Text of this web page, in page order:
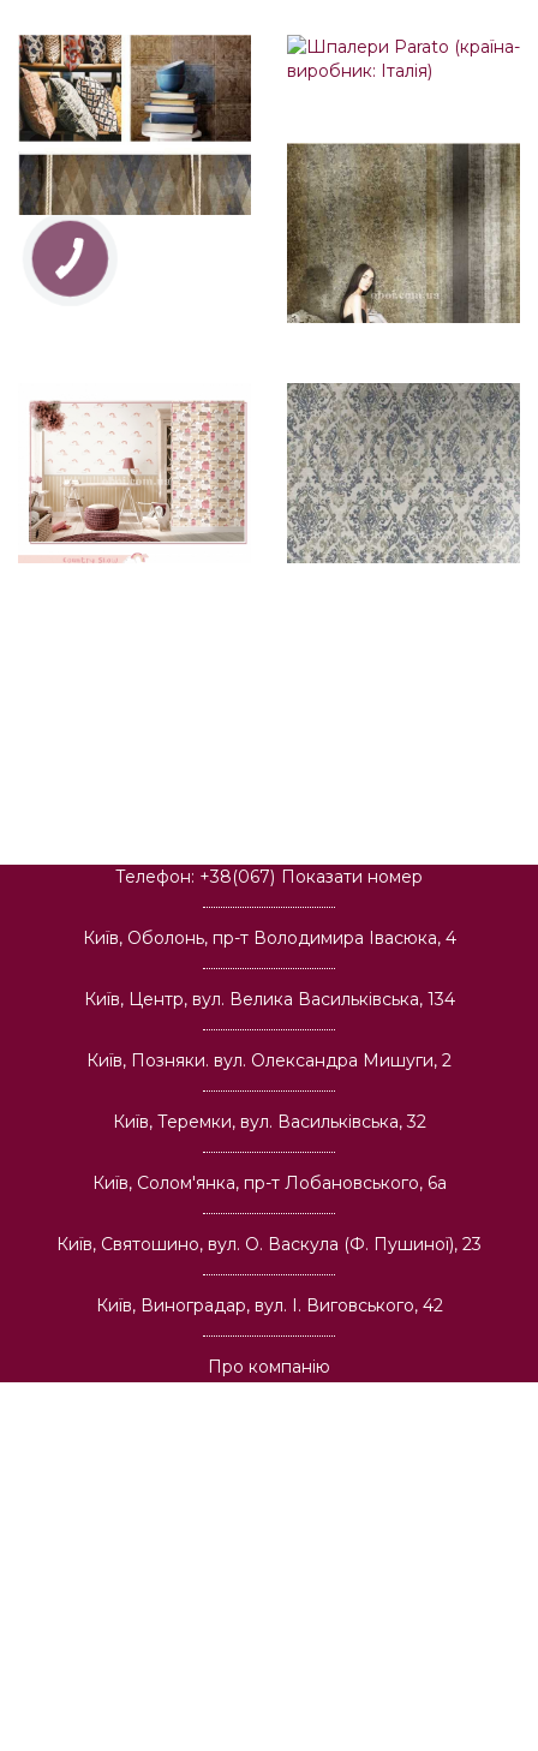
Телефон: +38(067) Показати номер
Київ, Оболонь, пр-т Володимира Івасюка, 4
Київ, Центр, вул. Велика Васильківська, 134
Київ, Позняки. вул. Олександра Мишуги, 2
Київ, Теремки, вул. Васильківська, 32
Київ, Солом'янка, пр-т Лобановського, 6а
Київ, Святошино, вул. О. Васкула (Ф. Пушиної), 23
Київ, Виноградар, вул. І. Виговського, 42
Про компанію